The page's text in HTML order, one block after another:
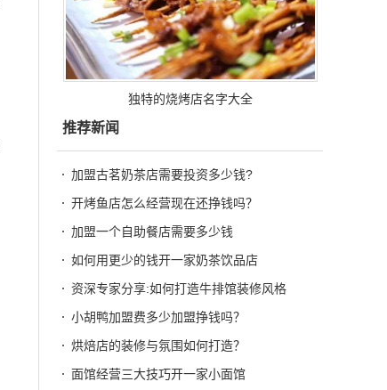
独特的烧烤店名字大全
推荐新闻
加盟古茗奶茶店需要投资多少钱?
开烤鱼店怎么经营现在还挣钱吗？
加盟一个自助餐店需要多少钱
如何用更少的钱开一家奶茶饮品店
资深专家分享:如何打造牛排馆装修风格
小胡鸭加盟费多少加盟挣钱吗？
烘焙店的装修与氛围如何打造？
面馆经营三大技巧开一家小面馆